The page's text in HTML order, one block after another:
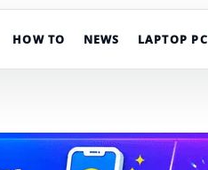
HOW TO NEWS LAPTOP PC